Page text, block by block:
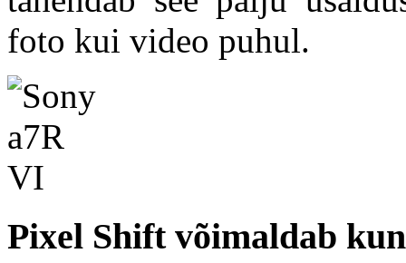
foto kui video puhul.
Pixel Shift võimaldab